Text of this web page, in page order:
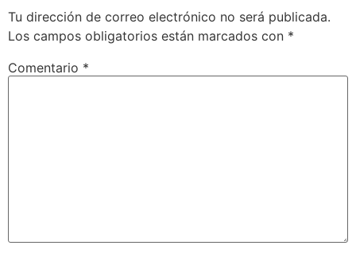
Tu dirección de correo electrónico no será publicada.
Los campos obligatorios están marcados con *
Comentario *